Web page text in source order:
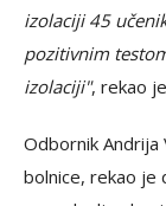
izolaciji 45
pozitivnim
izolaciji", rekao
Odbornik
bolnice, rekao je